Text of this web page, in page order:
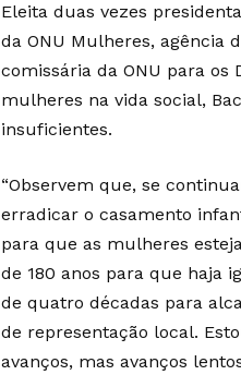
Eleita duas vezes
da ONU Mulheres, agência
comissária da ONU para os
mulheres na vida social,
insuficientes.
“Observem que, se
erradicar o casamento
para que as mulheres
de 180 anos para que haja
de quatro décadas para
de representação local.
avanços, mas avanços